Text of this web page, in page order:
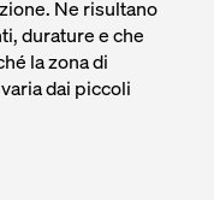
Ne risultano
durature e che
la zona di
dai piccoli